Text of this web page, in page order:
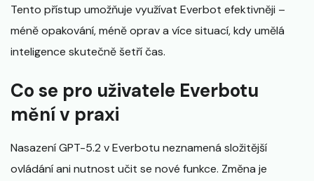
Tento přístup umožňuje využívat Everbot efektivněji –
méně opakování, méně oprav a více situací, kdy umělá
inteligence skutečně šetří čas.
Co se pro uživatele Everbotu
mění v praxi
Nasazení GPT-5.2 v Everbotu neznamená složitější
ovládání ani nutnost učit se nové funkce. Změna je